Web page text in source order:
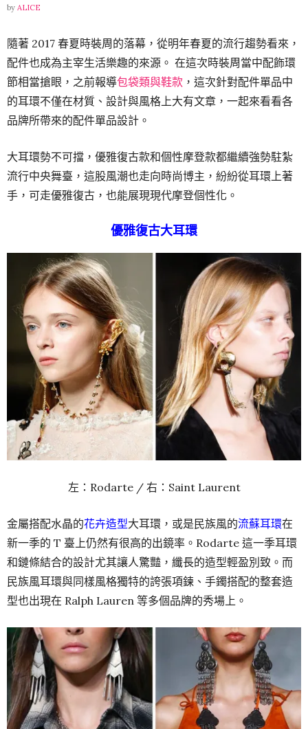
by ALICE
隨著 2017 春夏時裝周的落幕，從明年春夏的流行趨勢看來，
配件也成為主宰生活樂趣的來源。 在這次時裝周當中配飾環
節相當搶眼，之前報導包袋類與鞋款 ，這次針對配件單品中
的耳環不僅在材質、設計與風格上大有文章，一起來看看各
品牌所帶來的配件單品設計。
大耳環勢不可擋，優雅復古款和個性摩登款都繼續強勢駐紮
流行中央舞臺，這股風潮也走向時尚博主，紛紛從耳環上著
手，可走優雅復古，也能展現現代摩登個性化。
優雅復古大耳環
左：Rodarte / 右：Saint Laurent
金屬搭配水晶的花卉造型大耳環，或是民族風的流蘇耳環在
新一季的 T 臺上仍然有很高的出鏡率。Rodarte 這一季耳環
和鏈條結合的設計尤其讓人驚豔，纖長的造型輕盈別致。而
民族風耳環與同樣風格獨特的誇張項鍊、手鐲搭配的整套造
型也出現在 Ralph Lauren 等多個品牌的秀場上。